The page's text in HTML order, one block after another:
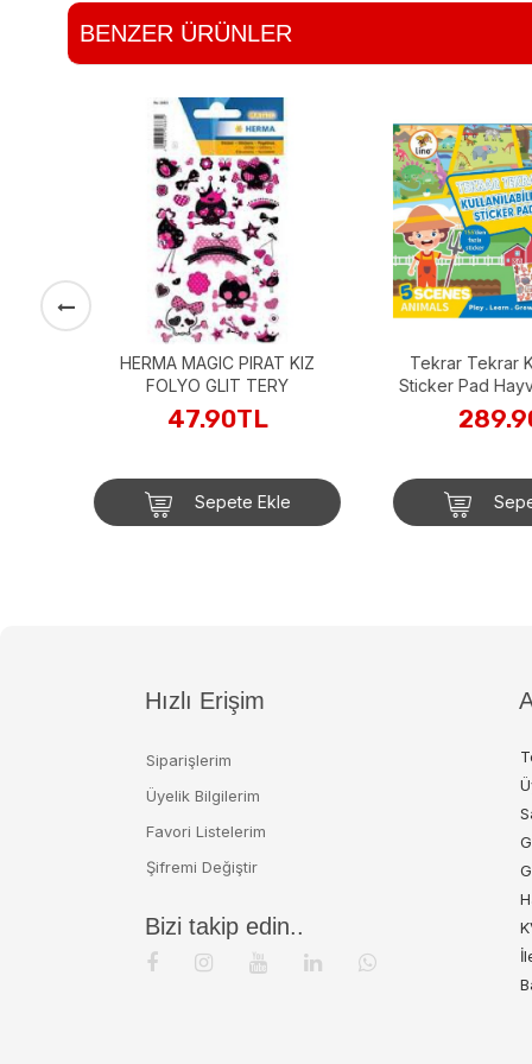
BENZER ÜRÜNLER
HERMA MAGIC PIRAT KIZ
FOLYO GLIT TERY
47.90TL
Sepete Ekle
Tekrar Tekrar
Sticker Pad
Hızlı Erişim
Siparişlerim
Üyelik Bilgilerim
Favori Listelerim
Şifremi Değiştir
Bizi takip edin..